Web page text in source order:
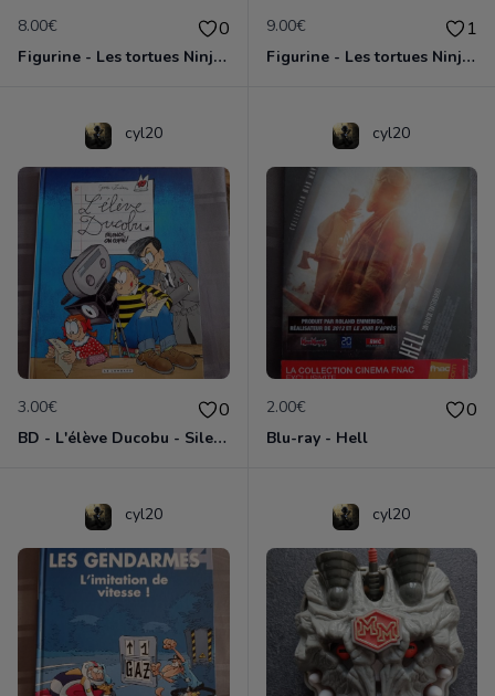
8.00€ 0
Figurine - Les tortues Ninja - Leonardo
9.00€ 1
Figurine - Les tortues Ninja - Michelangelo
cyl20
3.00€ 0
BD - L'élève Ducobu - Silence, on copie
cyl20
2.00€ 0
Blu-ray - Hell
cyl20 cyl20